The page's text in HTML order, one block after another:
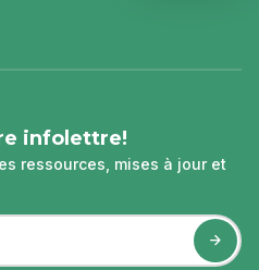
infolettre!
ressources, mises à jour et